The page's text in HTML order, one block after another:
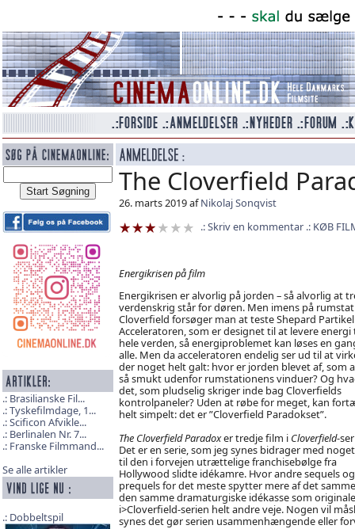
Brasilianske Fil...
Tyskefilmdage, 1...
Scificon Afvikle...
Berlinalen Nr. 7...
Franske Filmmand...
Se alle artikler
Dobbeltspil
The Cloverfield
26. marts 2019 afNikolaj Sonqvist
Skriv en kommentar
KØB
Energikrisen på film
Energikrisen er alvorlig på jorden – så alvorlig at
verdenskrig står for døren. Men imens på
Cloverfield forsøger man at teste Shepard Partikel
Acceleratoren, som er designet til at levere energi
hele verden, så energiproblemet kan løses en
alle. Men da acceleratoren endelig ser ud til at
der noget helt galt: hvor er jorden blevet af, som
så smukt udenfor rumstationens vinduer? Og
det, som pludselig skriger inde bag Cloverfields
kontrolpaneler? Uden at røbe for meget, kan
helt simpelt: det er ”Cloverfield Paradokset”.
The Cloverfield Paradoxer tredje film i Cloverfield-
Det er en serie, som jeg synes bidrager med
til den i forvejen utrættelige franchisebølge fra
Hollywood slidte idékamre. Hvor andre sequels og
prequels for det meste spytter mere af det
den samme dramaturgiske idékasse som
i>Cloverfield-serien helt andre veje. Nogen vil
synes det gør serien usammenhængende eller